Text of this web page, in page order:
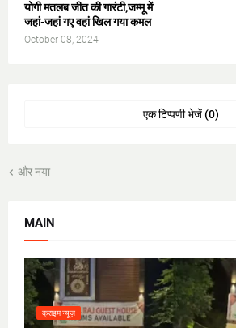
योगी मतलब जीत की गारंटी,जम्मू में
जहां-जहां गए वहां खिल गया कमल
October 08, 2024
एक टिप्पणी भेजें (0)
और नया
MAIN
क्राइम न्यूज़